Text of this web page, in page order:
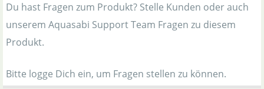
Du hast Fragen zum Produkt? Stelle Kunden oder auch
unserem Aquasabi Support Team Fragen zu diesem
Produkt.
Bitte logge Dich ein, um Fragen stellen zu können.